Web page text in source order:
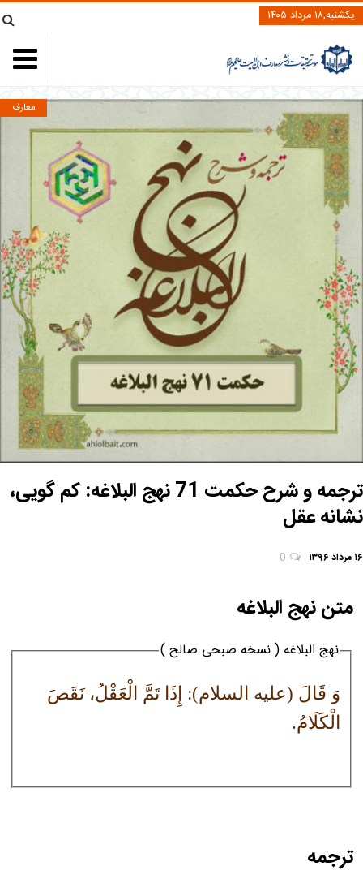
یکشنبه,۱۸ مرداد ۱۴۰۵
ترجمه و شرح حکمت 71 نهج البلاغه: کم گویی،
نشانه عقل
۱۶ مرداد ۱۳۹۶ 0
معارف
متن نهج البلاغه
نهج البلاغه ( نسخه صبحی صالح )
وَ قَالَ (علیه السلام): إِذَا تَمَّ الْعَقْلُ، نَقَصَ
الْكَلَامُ.
ترجمه